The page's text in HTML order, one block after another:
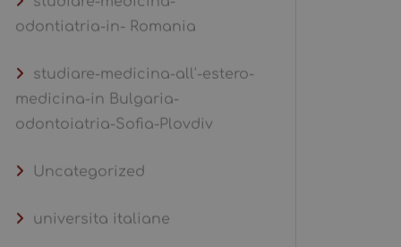
odontiatria-in- Romania
studiare-medicina-all'-estero-
medicina-in Bulgaria-
odontoiatria-Sofia-Plovdiv
Uncategorized
universita italiane